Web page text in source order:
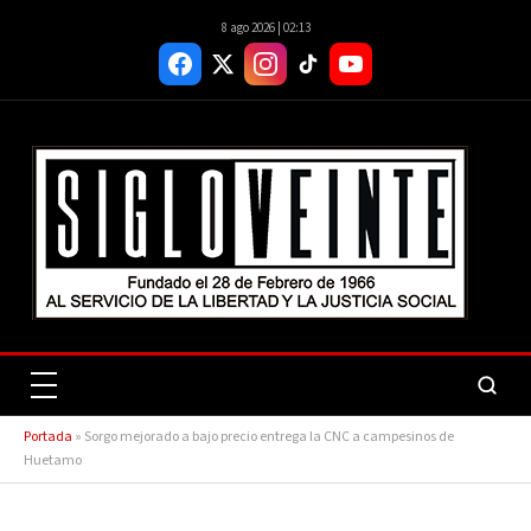
8 ago 2026 | 02:13
Portada » Sorgo mejorado a bajo precio entrega la CNC a campesinos de
Huetamo